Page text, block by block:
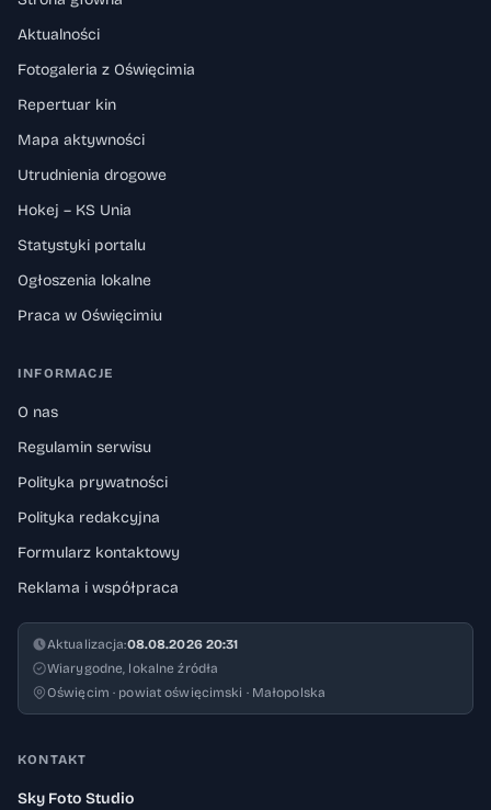
Aktualności
Fotogaleria z Oświęcimia
Repertuar kin
Mapa aktywności
Utrudnienia drogowe
Hokej – KS Unia
Statystyki portalu
Ogłoszenia lokalne
Praca w Oświęcimiu
INFORMACJE
O nas
Regulamin serwisu
Polityka prywatności
Polityka redakcyjna
Formularz kontaktowy
Reklama i współpraca
Aktualizacja:08.08.2026 20:31
Wiarygodne, lokalne źródła
Oświęcim · powiat oświęcimski · Małopolska
KONTAKT
Sky Foto Studio